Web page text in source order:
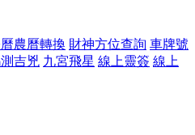
農曆轉換 財神方位查詢 車牌號
吉兇 九宮飛星 線上靈簽 線上